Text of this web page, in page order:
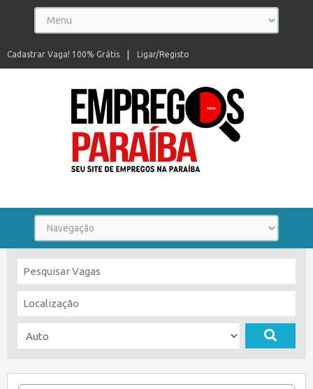
Ligar/Registo
Cadastrar Vaga! 100% Grátis